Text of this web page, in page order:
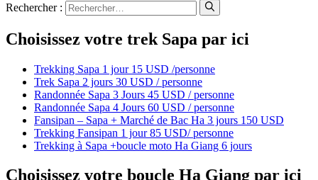
Rechercher :
Choisissez votre trek Sapa par ici
Trekking Sapa 1 jour 15 USD /personne
Trek Sapa 2 jours 30 USD / personne
Randonnée Sapa 3 Jours 45 USD / personne
Randonnée Sapa 4 Jours 60 USD / personne
Fansipan – Sapa + Marché de Bac Ha 3 jours 150 USD
Trekking Fansipan 1 jour 85 USD/ personne
Trekking à Sapa +boucle moto Ha Giang 6 jours
Choisissez votre boucle Ha Giang par ici